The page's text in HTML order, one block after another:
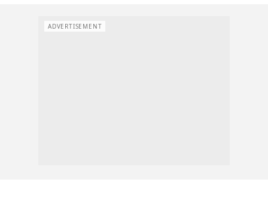
ADVERTISEMENT